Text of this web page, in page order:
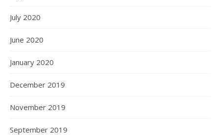
July 2020
June 2020
January 2020
December 2019
November 2019
September 2019